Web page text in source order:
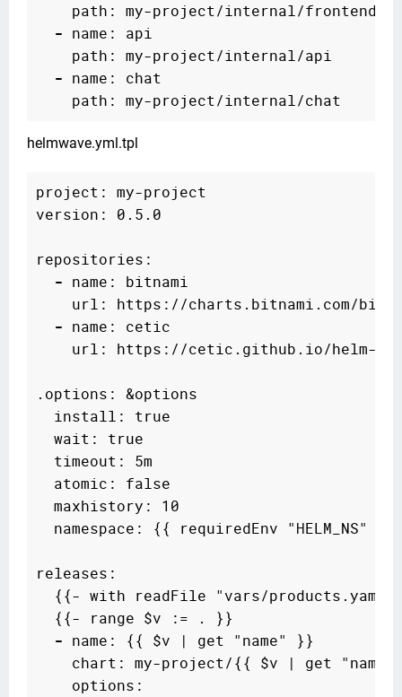
    path: my-project/internal/frontend
- name: api
    path: my-project/internal/api
- name: chat
helmwave.yml.tpl
project: my-project
version: 0.5.0
repositories:
- name: bitnami
url: https://charts.bitnami.com/
- name: cetic
url: https://cetic.github.io/helm-
.options: &options
  install: true
  wait: true
  timeout: 5m
  atomic: false
  maxhistory: 10
  namespace: {{ requiredEnv "HELM_NS" }}
releases:
{{- with readFile "vars/
  {{- range $v := . }}
- name: {{ $v | get "name" }}
chart: my-project/{{ $v | get "name"
    options: